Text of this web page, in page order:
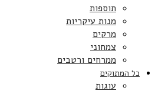
תוספות
מנות עיקריות
מרקים
צמחוני
ממרחים ורטבים
כל המתוקים
עוגות